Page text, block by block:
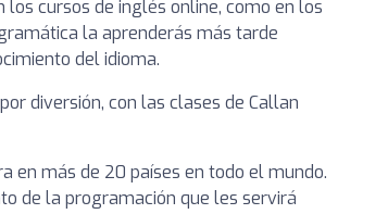
cursos de inglés online, como en los
la aprenderás más tarde
del idioma.
diversión, con las clases de Callan
en más de 20 países en todo el mundo.
de la programación que les servirá